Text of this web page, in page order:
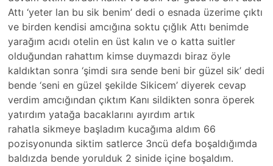
Attı ‘yeter lan bu sik benim’ dedi o esnada üzerime çıktı
ve birden kendisi amcığına soktu çığlık Attı benimde
yarağım acıdı otelin en üst kalın ve o katta suitler
olduğundan rahattım kimse duymazdı biraz öyle
kaldıktan sonra ‘şimdi sıra sende beni bir güzel sik’ dedi
bende ‘seni en güzel şekilde Sikicem’ diyerek cevap
verdim amcığından çıktım Kanı sildikten sonra öperek
yatırdım yatağa bacaklarını ayırdım artık
rahatla sikmeye başladım kucağıma aldım 66
pozisyonunda siktim satlerce 3ncü defa boşaldığımda
baldızda bende yorulduk 2 sinide içine boşaldım.